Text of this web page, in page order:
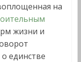
на
жизни и
единстве